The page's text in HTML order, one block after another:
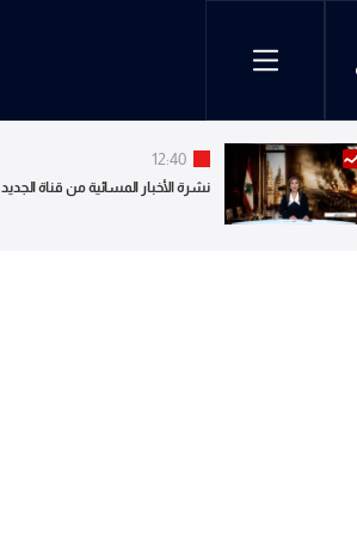
12:40
نشرة الأخبار المسائية من قناة الجديد